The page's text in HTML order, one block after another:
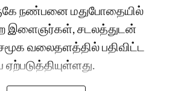
நண்பனை மதுபோதையில்
இளைஞர்கள், சடலத்துடன்
வலைதளத்தில் பதிவிட்ட